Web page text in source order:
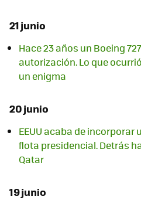
21 junio
Hace 23 años un Boeing
autorización. Lo que
un enigma
20 junio
EEUU acaba de incorporar
flota presidencial. Detrás
Qatar
19 junio